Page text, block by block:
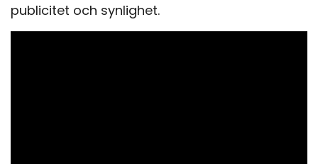
publicitet och synlighet.